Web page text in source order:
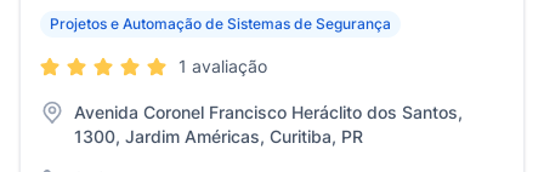
Projetos e Automação de Sistemas de Segurança
1 avaliação
Avenida Coronel Francisco Heráclito dos Santos,
1300, Jardim Américas, Curitiba, PR